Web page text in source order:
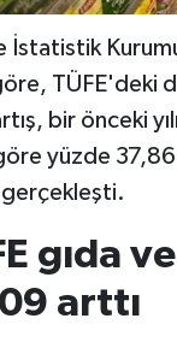
İstatistik
TÜFE'deki
bir önceki
yüzde
gıda
arttı